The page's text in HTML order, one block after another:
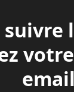
suivre